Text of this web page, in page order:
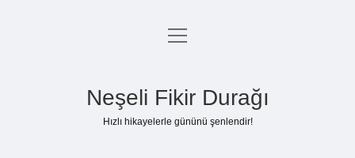
Anasayfa
menüyü
Neşeli Fikir Durağı
Hızlı hikayelerle gününü şenlendir!